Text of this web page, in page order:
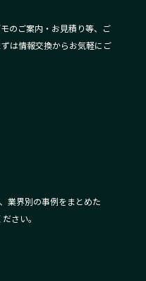
のご案内・お見積り等、ご
は情報交換からお気軽にご
業界別の事例をまとめた
さい。